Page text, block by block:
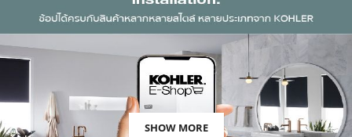
READ MORE
SHOP NOW
READ MORE
SHOW MORE
READ MORE
LEARN MORE